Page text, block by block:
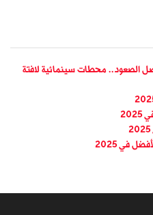
الصعود.. محطات سينمائية لافتة
في 2025